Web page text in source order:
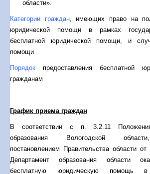
области».
Категории граждан, имеющих право на
юридической помощи в рамках
бесплатной юридической помощи, и
помощи
Порядок
предоставления бесплатной
гражданам
График приема граждан
В соответствии с п. 3.2.11
образования Вологодской
постановлением Правительства области
Департамент образования области
бесплатную юридическую помощь